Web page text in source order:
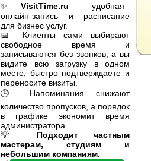
✨ VisitTime.ru — удобная
онлайн-запись и расписание
для бизнес услуг.
📅 Клиенты сами выбирают
свободное время и
записываются без звонков, а вы
видите всю загрузку в одном
месте, быстро подтверждаете и
переносите визиты.
🕒 Напоминания снижают
количество пропусков, а порядок
в графике экономит время
администратора.
💡 Подходит частным
мастерам, студиям и
небольшим компаниям.